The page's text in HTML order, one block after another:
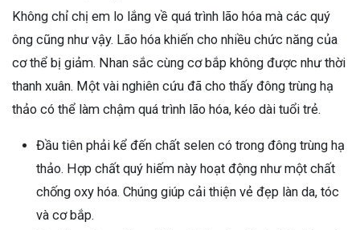
Không chỉ chị em lo lắng về quá trình lão hóa mà các quý
ông cũng như vậy. Lão hóa khiến cho nhiều chức năng của
cơ thể bị giảm. Nhan sắc cùng cơ bắp không được như thời
thanh xuân. Một vài nghiên cứu đã cho thấy đông trùng hạ
thảo có thể làm chậm quá trình lão hóa, kéo dài tuổi trẻ.
Đầu tiên phải kể đến chất selen có trong đông trùng hạ
thảo. Hợp chất quý hiếm này hoạt động như một chất
chống oxy hóa. Chúng giúp cải thiện vẻ đẹp làn da, tóc
và cơ bắp.